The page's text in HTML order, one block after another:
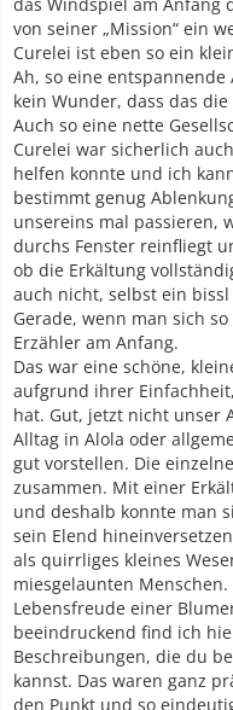
von seiner „Mission“ ein
Curelei ist eben so ein
Ah, so eine
kein Wunder, dass das
Auch so eine nette
Curelei war sicherlich
helfen konnte und ich
bestimmt genug
unsereins mal passieren,
durchs Fenster reinfliegt
ob die Erkältung
auch nicht, selbst ein
Gerade, wenn man sich
Erzähler am Anfang.
Das war eine schöne,
aufgrund ihrer
hat. Gut, jetzt nicht unser
Alltag in Alola oder
gut vorstellen. Die
zusammen. Mit einer
und deshalb konnte man
sein Elend
als quirrliges kleines
miesgelaunten
Lebensfreude einer
beeindruckend find ich
Beschreibungen, die du
kannst. Das waren ganz
den Punkt und so